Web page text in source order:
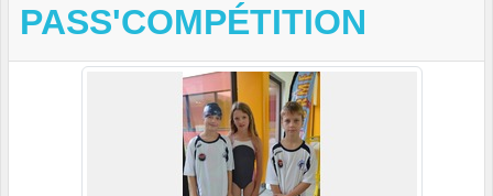
PASS'COMPÉTITION